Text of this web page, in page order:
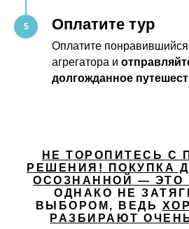
Оплатите тур
Оплатите
агрегатора и
долгожданное
НЕ ТОРОПИТЕСЬ С
РЕШЕНИЯ! ПОКУПКА
ОСОЗНАННОЙ — ЭТО
ОДНАКО НЕ
ВЫБОРОМ, ВЕДЬ
РАЗБИРАЮТ